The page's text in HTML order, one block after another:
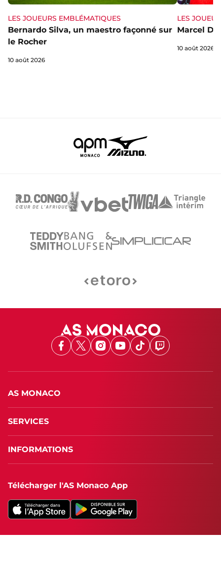
LES JOUEURS EMBLÉMATIQUES
Bernardo Silva, un maestro façonné sur
le Rocher
10 août 2026
LES
Marcel
10 août 2026
Facebook
X Instagram
Youtube
TikTokTwitch
AS MONACO
SERVICES
INFORMATIONS
Télécharger l'AS Monaco App